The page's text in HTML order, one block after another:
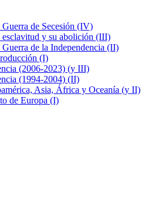
de Secesión (IV)
esclavitud y su abolición (III)
de la Independencia (II)
(I)
(2006-2023) (y III)
(1994-2004) (II)
Asia, África y Oceanía (y II)
de Europa (I)